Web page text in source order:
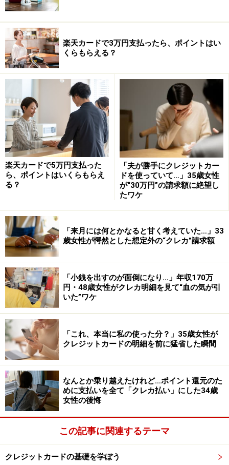
楽天カードで3万円支払ったら、ポイントはい
くらもらえる？
楽天カードで5万円支払った
ら、ポイントはいくらもらえ
る？
「夫が勝手にクレジットカー
ドを使っていて…」35歳女性
が“30万円”の請求額に絶望し
たワケ
「来月には何とかなると甘く考えていた…」33
歳女性が愕然とした想定外の“クレカ”請求額
「小銭を出すのが面倒になり…」年収170万
円・48歳女性がクレカ明細を見て“血の気が引
いた”ワケ
「これ、本当に私の使った分？」35歳女性が
クレジットカードの明細を前に猛省した瞬間
なんとか乗り越えたけれど…ポイント還元のた
めに支払いを全て「クレカ払い」にした34歳
女性の後悔
この記事に関連するテーマ
クレジットカードの基礎を学ぼう